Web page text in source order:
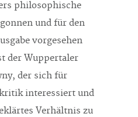
philosophische
und für den
vorgesehen
der Wuppertaler
der sich für
interessiert und
Verhältnis zu